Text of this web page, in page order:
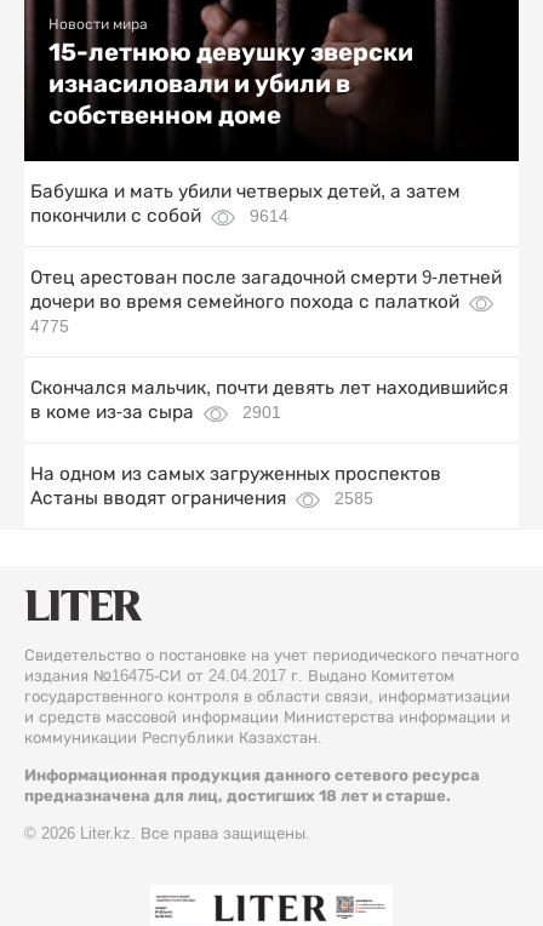
Новости мира
15-летнюю девушку зверски
изнасиловали и убили в
собственном доме
Бабушка и мать убили четверых детей, а затем
покончили с собой
9614
Отец арестован после загадочной смерти 9-летней
дочери во время семейного похода с палаткой
4775
Скончался мальчик, почти девять лет находившийся
в коме из-за сыра
2901
На одном из самых загруженных проспектов
Астаны вводят ограничения
2585
Свидетельство о постановке на учет периодического печатного
издания №16475-СИ от 24.04.2017 г. Выдано Комитетом
государственного контроля в области связи, информатизации
и средств массовой информации Министерства информации и
коммуникации Республики Казахстан.
Информационная продукция данного сетевого ресурса
предназначена для лиц, достигших 18 лет и старше.
© 2026 Liter.kz. Все права защищены.